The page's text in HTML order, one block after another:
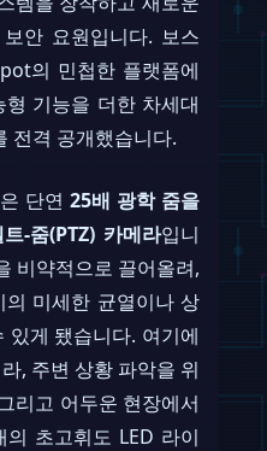
보안 요원입니다. 보스
의 민첩한 플랫폼에
기능을 더한 차세대
전격 공개했습니다.
단연 25배 광학 줌을
-줌(PTZ) 카메라입니
비약적으로 끌어올려,
미세한 균열이나 상
게 됐습니다. 여기에
, 주변 상황 파악을 위
리고 어두운 현장에서
초고휘도 LED 라이